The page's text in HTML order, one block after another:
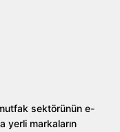
sektörünün e-
yerli markaların